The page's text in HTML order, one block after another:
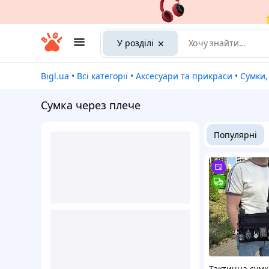
У розділі
Bigl.ua • Всі категорії • Аксесуари та прикраси •
Сумка через плече
Популярні